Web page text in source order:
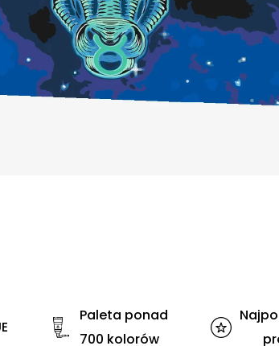
Paleta ponad
700 kolorów